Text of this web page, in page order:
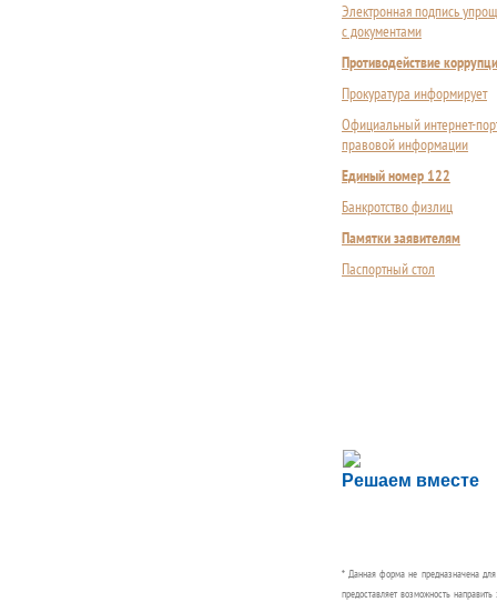
Электронная подпись
с документами
Противодействие
Прокуратура информирует
Официальный интернет-
правовой информации
Единый номер 122
Банкротство физлиц
Памятки заявителям
Паспортный стол
Решаем вместе
Сложности с
Сообщите об этом
* Данная форма не предназначена
предоставляет возможность